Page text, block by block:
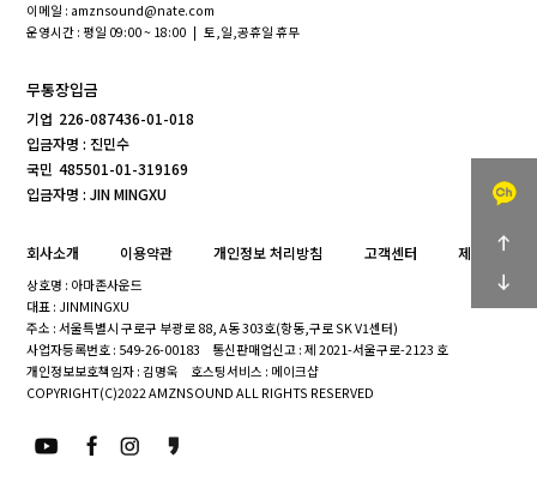
이메일 : amznsound@nate.com
운영시간 : 평일 09:00 ~ 18:00 | 토,일,공휴일 휴무
무통장입금
기업 226-087436-01-018
입금자명 : 진민수
국민 485501-01-319169
입금자명 : JIN MINGXU
회사소개 이용약관 개인정보 처리방침 고객센터 제휴문의
상호명 : 아마존사운드
대표 : JINMINGXU
주소 : 서울특별시 구로구 부광로 88, A동 303호(항동,구로 SK V1센터)
사업자등록번호 : 549-26-00183
통신판매업신고 : 제 2021-서울구로-2123 호
개인정보보호책임자 : 김명욱
호스팅서비스 : 메이크샵
COPYRIGHT(C)2022 AMZNSOUND ALL RIGHTS RESERVED